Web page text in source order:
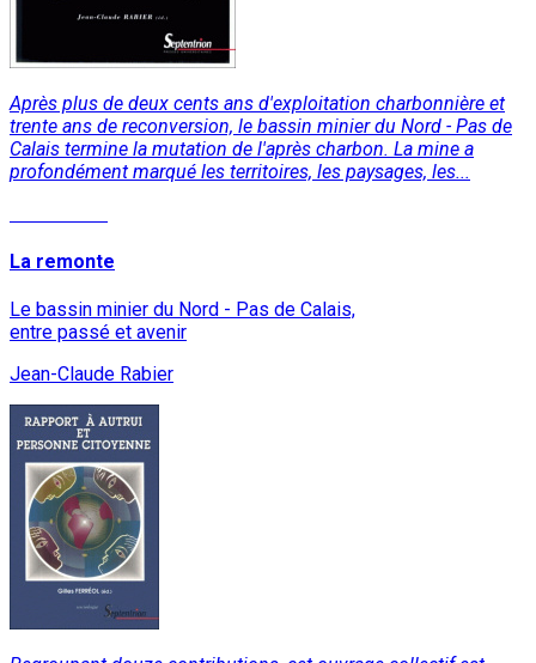
Après plus de deux cents ans d'exploitation charbonnière et
trente ans de reconversion, le bassin minier du Nord - Pas de
Calais termine la mutation de l'après charbon. La mine a
profondément marqué les territoires, les paysages, les...
La remonte
Le bassin minier du Nord - Pas de Calais,
entre passé et avenir
Jean-Claude Rabier